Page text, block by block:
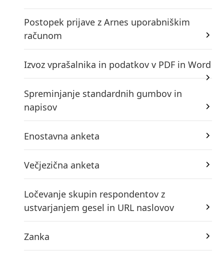
Postopek prijave z Arnes uporabniškim
računom
Izvoz vprašalnika in podatkov v PDF in Word
Spreminjanje standardnih gumbov in
napisov
Enostavna anketa
Večjezična anketa
Ločevanje skupin respondentov z
ustvarjanjem gesel in URL naslovov
Zanka